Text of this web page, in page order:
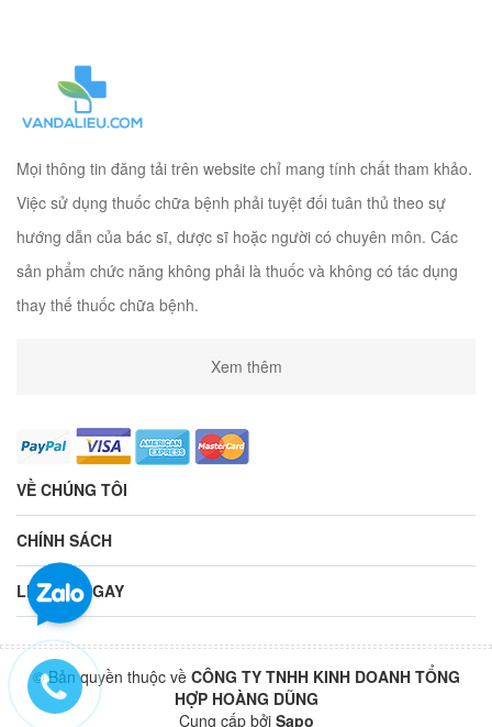
Mọi thông tin đăng tải trên website chỉ mang tính chất tham khảo.
Việc sử dụng thuốc chữa bệnh phải tuyệt đối tuân thủ theo sự
hướng dẫn của bác sĩ, dược sĩ hoặc người có chuyên môn. Các
sản phẩm chức năng không phải là thuốc và không có tác dụng
thay thế thuốc chữa bệnh.
Xem thêm
VỀ CHÚNG TÔI
CHÍNH SÁCH
LIÊN HỆ NGAY
© Bản quyền thuộc về CÔNG TY TNHH KINH DOANH TỔNG
HỢP HOÀNG DŨNG
Cung cấp bởi Sapo